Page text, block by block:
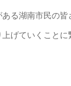
る湖南市民の
げていくこと